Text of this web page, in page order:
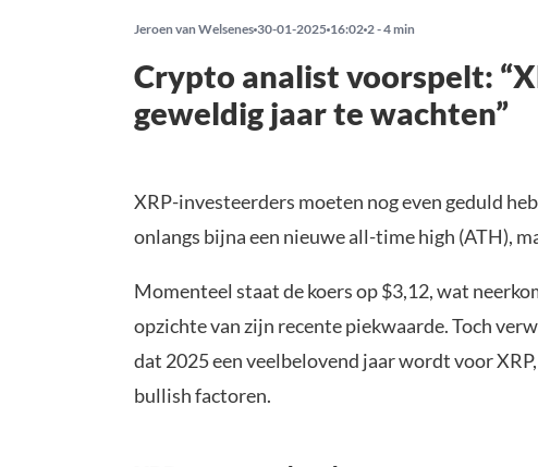
Jeroen van Welsenes 30-01-2025 16:02 2 - 4 min
Crypto analist voorspelt:
geweldig jaar te wachten”
XRP-investeerders moeten nog even geduld
onlangs bijna een nieuwe all-time high (ATH),
Momenteel staat de koers op $3,12, wat
opzichte van zijn recente piekwaarde. Toch
dat 2025 een veelbelovend jaar wordt voor
bullish factoren.